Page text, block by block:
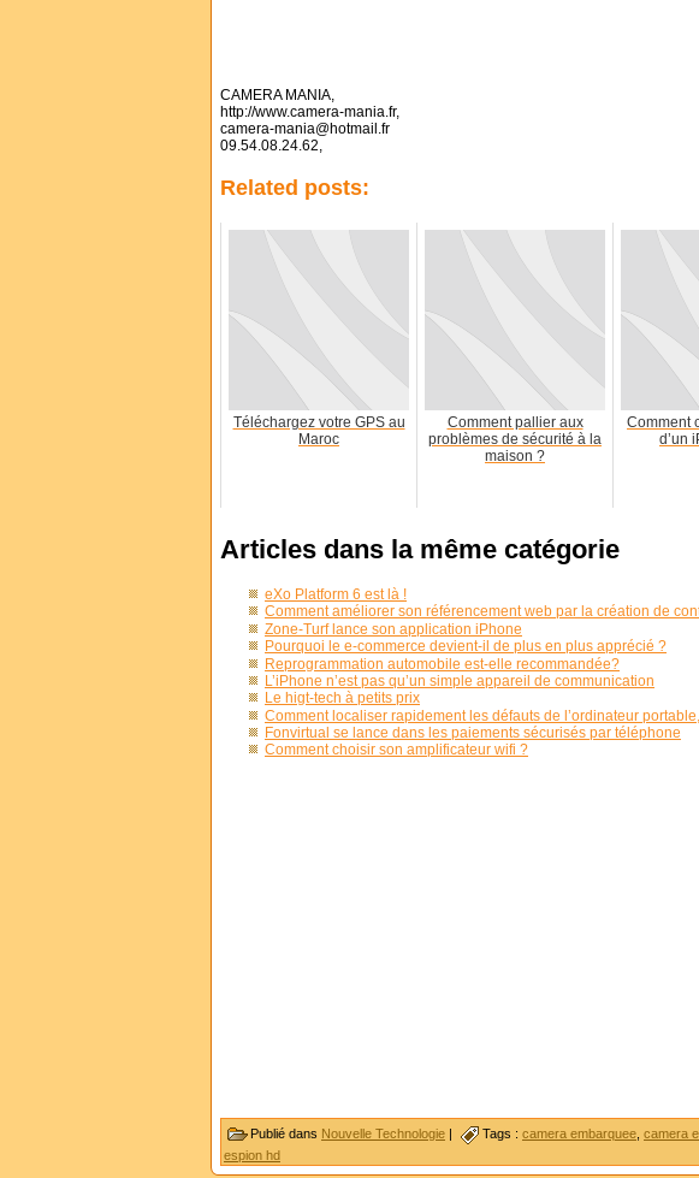
CAMERA MANIA,
http://www.camera-mania.fr,
camera-mania@hotmail.fr
09.54.08.24.62,
Related posts:
Téléchargez votre GPS au
Maroc
Comment pallier aux
problèmes de sécurité à la
maison ?
Comment
d’un
Articles dans la même catégorie
eXo Platform 6 est là !
Comment améliorer son référencement web par la création de
Zone-Turf lance son application iPhone
Pourquoi le e-commerce devient-il de plus en plus apprécié ?
Reprogrammation automobile est-elle recommandée?
L’iPhone n’est pas qu’un simple appareil de communication
Le higt-tech à petits prix
Comment localiser rapidement les défauts de l’ordinateur
Fonvirtual se lance dans les paiements sécurisés par téléphone
Comment choisir son amplificateur wifi ?
Publié dans Nouvelle Technologie Tags : camera embarquee camera
espion hd